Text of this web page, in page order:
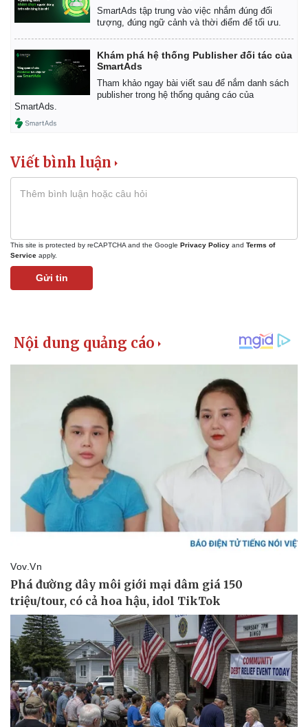
Kinh tế
Bất động sản
Khởi nghiệp
Thị trường
Tiêu dùng
Tỷ giá
SmartAds tập trung vào việc nhắm đúng đối
tượng, đúng ngữ cảnh và thời điểm để tối ưu.
Khám phá hệ thống Publisher đối tác của
SmartAds
Tham khảo ngay bài viết sau để nắm danh sách
publisher trong hệ thống quảng cáo của
SmartAds.
Viết bình luận
This site is protected by reCAPTCHA and the Google Privacy Policy and Terms of
Service apply.
Gửi tin